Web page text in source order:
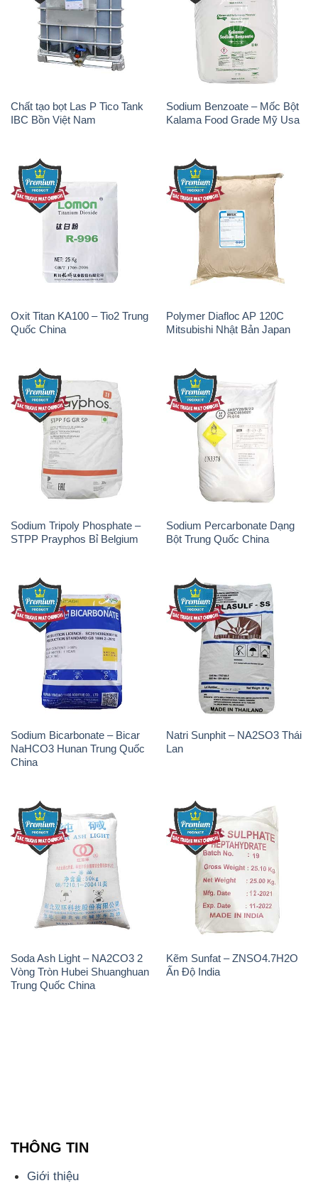
Chất tạo bọt Las P Tico Tank
IBC Bồn Việt Nam
Sodium Benzoate – Mốc Bột
Kalama Food Grade Mỹ Usa
Oxit Titan KA100 – Tio2 Trung
Quốc China
Polymer Diafloc AP 120C
Mitsubishi Nhật Bản Japan
Sodium Tripoly Phosphate –
STPP Prayphos Bỉ Belgium
Sodium Percarbonate Dạng
Bột Trung Quốc China
Sodium Bicarbonate – Bicar
NaHCO3 Hunan Trung Quốc
China
Natri Sunphit – NA2SO3 Thái
Lan
Soda Ash Light – NA2CO3 2
Vòng Tròn Hubei Shuanghuan
Trung Quốc China
Kẽm Sunfat – ZNSO4.7H2O
Ấn Độ India
THÔNG TIN
Giới thiệu